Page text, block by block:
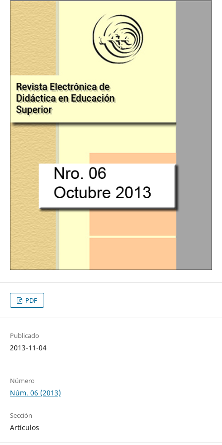
PDF
Publicado
2013-11-04
Número
Núm. 06 (2013)
Sección
Artículos